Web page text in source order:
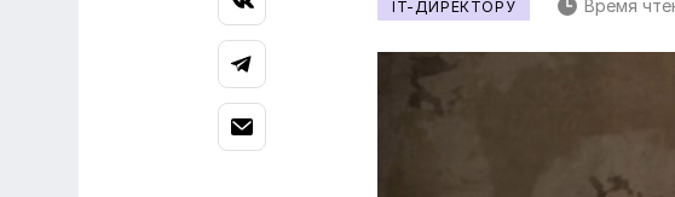
IT-ДИРЕКТОРУ Время